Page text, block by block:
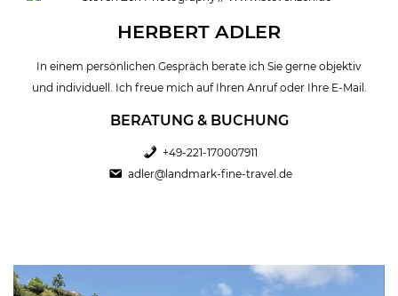
HERBERT ADLER
In einem persönlichen Gespräch berate ich Sie gerne objektiv
und individuell. Ich freue mich auf Ihren Anruf oder Ihre E-Mail.
BERATUNG & BUCHUNG
+49-221-170007911
adler@landmark-fine-travel.de